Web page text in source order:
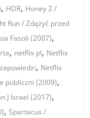
, HDR, Honey 2 /
Run / Zdążyć przed
Fasoli (2007),
, netflix pl, Netflix
, Netflix
publiczni (2009),
J Israel (2017),
,Spartacus /